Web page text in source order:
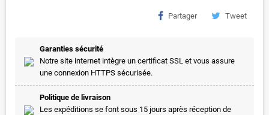
Partager Tweet
Garanties sécurité
Notre site internet intègre un certificat SSL et vous assure
une connexion HTTPS sécurisée.
Politique de livraison
Les expéditions se font sous 15 jours après réception de